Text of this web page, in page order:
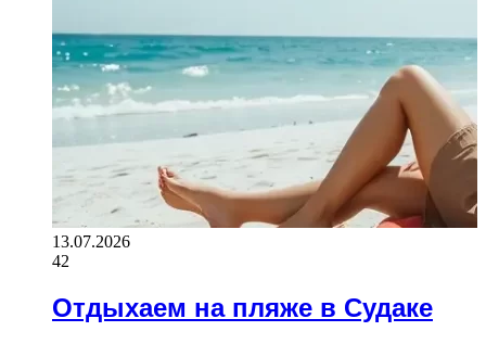
13.07.2026
42
Отдыхаем на пляже в Судаке